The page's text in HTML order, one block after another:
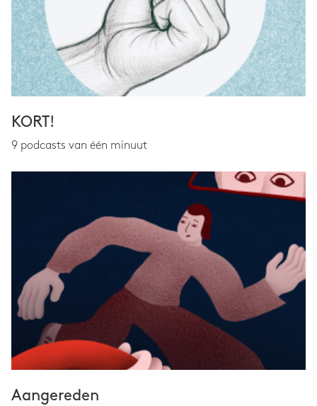
KORT!
9 podcasts van één minuut
Aangereden